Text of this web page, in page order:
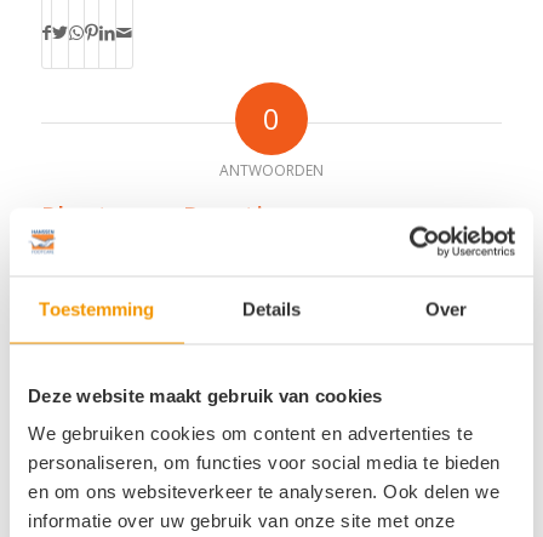
Toestemming Details Over
Deze website maakt gebruik van cookies
We gebruiken cookies om content en advertenties te
personaliseren, om functies voor social media te bieden
en om ons websiteverkeer te analyseren. Ook delen we
informatie over uw gebruik van onze site met onze
0
ANTWOORDEN
Plaats een Reactie
Meepraten?
Site